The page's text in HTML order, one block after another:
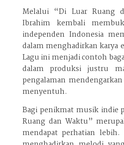
Melalui “Di Luar Ruang
Ibrahim kembali
independen Indonesia
dalam menghadirkan karya
Lagu ini menjadi contoh
dalam produksi justru
pengalaman
menyentuh.
Bagi penikmat musik indie
Ruang dan Waktu”
mendapat perhatian